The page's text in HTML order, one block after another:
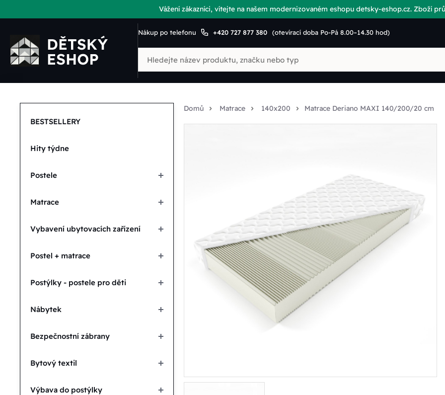
Vážení zákazníci, vítejte na našem modernizovaném eshopu detsky-eshop.cz. Zboží
Nákup po telefonu +420 727 877 380 (otevírací doba Po-Pá 8.00–14.30 hod)
BESTSELLERY
Hity týdne
Postele
Matrace
Vybavení ubytovacích zařízení
Postel + matrace
Postýlky - postele pro děti
Nábytek
Bezpečnostní zábrany
Bytový textil
Výbava do postýlky
Domů Matrace 140x200 Matrace Deriano MAXI 140/200/20 cm